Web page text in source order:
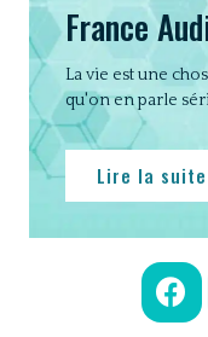
France
La vie est une
qu'on en parle
Lire la suite